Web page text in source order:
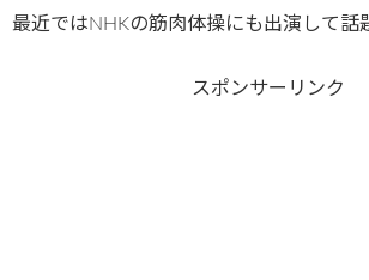
最近ではNHKの筋肉体操にも出演して話
スポンサーリンク